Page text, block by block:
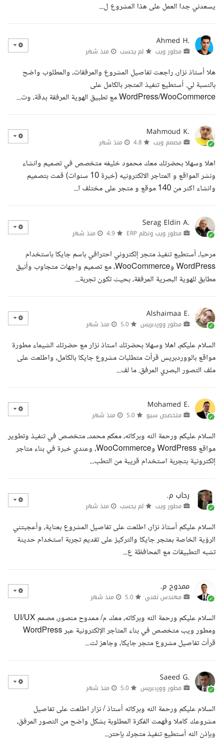
يسعدني جدا العمل على هذا المشروع ل...
Ahmed H.
مطور ويب لم يحسب منذ شهر
هلا أستاذ نزار، راجعت تفاصيل المشروع والمرفقات، والمطلوب واضح
بالنسبة لي. أستطيع تنفيذ المتجر بالكامل على
WordPress/WooCommerce مع تطبيق الهوية المرفقة بدقة، وت...
Mahmoud K.
مصمم ويب منذ شهر
اهلا وسهلا بحضرتك معك محمود خليفه متخصص في تصميم وانشاء
ونشر المواقع و المتاجر الالكترونيه (خبرة 10 سنوات) قمت بتصميم
وانشاء اكثر من 140 موقع و متجر على مختلف ا...
Serag Eldin A.
مطور ويب ونظم ERP منذ شهر
مرحبا، أستطيع تنفيذ متجر إلكتروني احترافي باسم جايكا باستخدام
WordPress وWooCommerce، مع تصميم واجهات متجاوب وأنيق
مطابق للهوية البصرية المرفقة، بحيث تكون تجربة...
Alshaimaa E.
مطور ووردبريس منذ شهر
السلام عليكم، اهلا وسهلا بحضرتك استاذ نزار مع حضرتك الشيماء مطورة
مواقع بالووردبريس قرأت متطلبات مشروع جايكا بالكامل، واطلعت على
ملف التصور البصري المرفق. ما لف...
Mohamed E.
متخصص سيو منذ شهر
السلام عليكم ورحمة الله وبركاته، معكم محمد، متخصص في تنفيذ وتطوير
مواقع WordPress وWooCommerce، وعندي خبرة في بناء متاجر
إلكترونية بتجربة استخدام قريبة من التطب...
رحاب م.
مطور ويب لم يحسب منذ شهر
السلام عليكم أستاذ نزار، اطلعت على تفاصيل المشروع بعناية، وأعجبتني
الرؤية الخاصة بمتجر جايكا والتركيز على تقديم تجربة استخدام حديثة
تشبه التطبيقات مع المحافظة ع...
ممدوح م.
مهندس تقني منذ شهر
السلام عليكم ورحمة الله وبركاته، معك م/ ممدوح منصور، مصمم UI/UX
ومطور ويب متخصص في بناء المتاجر الإلكترونية عبر WordPress
قرأت تفاصيل مشروع متجر جايكا، وجاهز لت...
Saeed G.
مطور ووردبريس منذ شهر
السلام عليكم ورحمة الله وبركاته أستاذ / نزار اطلعت على تفاصيل
مشروعك كاملا وفهمت الفكرة المطلوبة بشكل واضح من التصور المرفق،
وبإذن الله أستطيع تنفيذ متجرك بإحتر...